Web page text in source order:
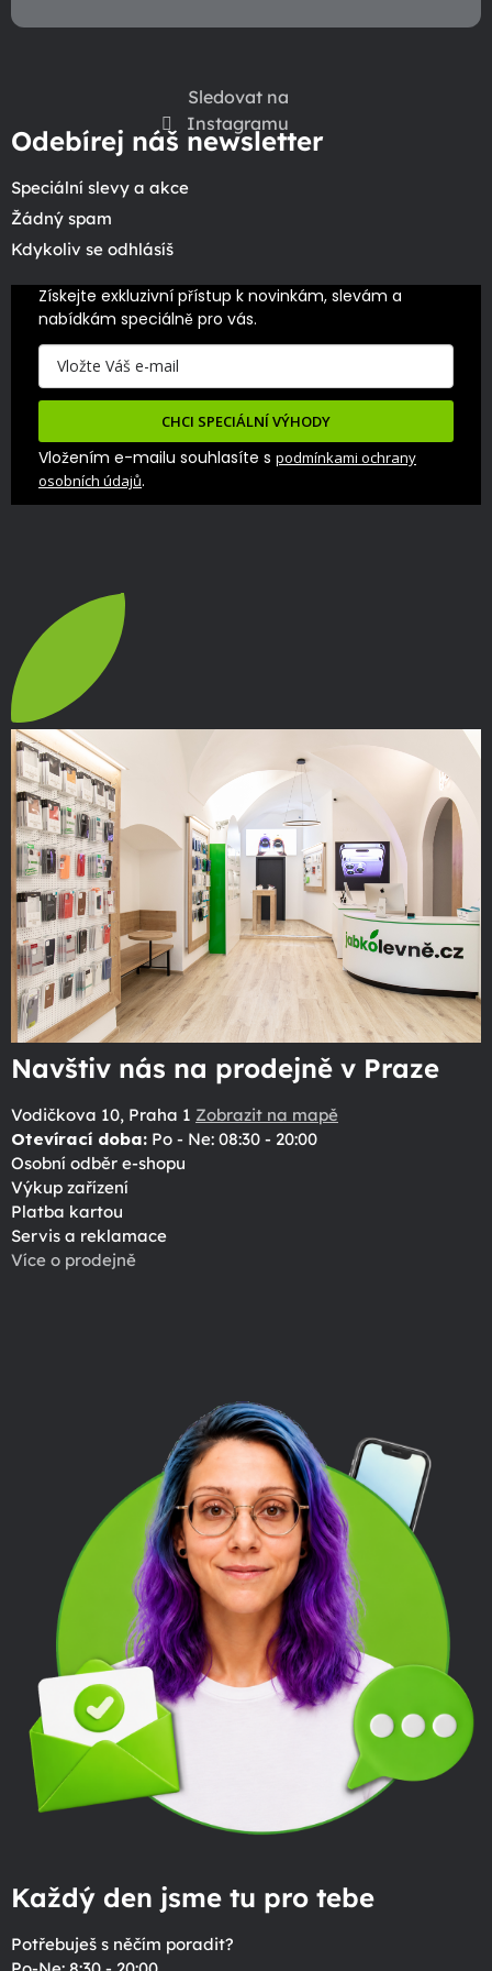
Sledovat na
Instagramu
Odebírej náš newsletter
Speciální slevy a akce
Žádný spam
Kdykoliv se odhlásíš
Získejte exkluzivní přístup k novinkám, slevám a
nabídkám speciálně pro vás.
CHCI SPECIÁLNÍ VÝHODY
Vložením e-mailu souhlasíte s podmínkami ochrany
osobních údajů.
Navštiv nás na prodejně v Praze
Vodičkova 10, Praha 1 Zobrazit na mapě
Otevírací doba: Po - Ne: 08:30 - 20:00
Osobní odběr e-shopu
Výkup zařízení
Platba kartou
Servis a reklamace
Více o prodejně
Každý den jsme tu pro tebe
Potřebuješ s něčím poradit?